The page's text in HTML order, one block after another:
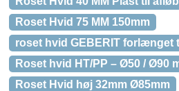
Roset Hvid 75 MM 150mm
roset hvid GEBERIT forlænget
Roset hvid HT/PP – Ø50 / Ø90
Roset Hvid høj 32mm Ø85mm